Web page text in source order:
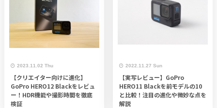
2023.11.02 Thu
【クリエイター向けに進化】
GoPro HERO12 Blackをレビュ
ー！HDR機能や撮影時間を徹底
検証
2022.11.27 Sun
【実写レビュー】GoPro
HERO11 Blackを前モデルの10
と比較！注目の進化や微妙な点を
解説